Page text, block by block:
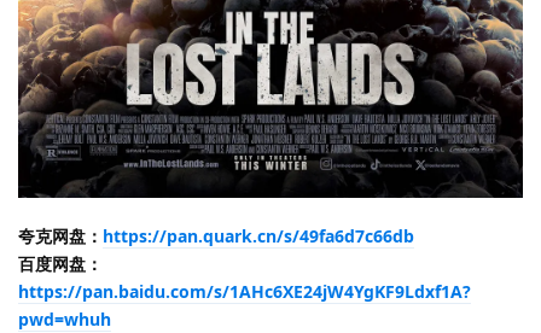
夸克网盘： https://pan.quark.cn/s/49fa6d7c66db
百度网盘：
https://pan.baidu.com/s/1AHc6XE24jW4YgKF9Ldxf1A?
pwd=whuh